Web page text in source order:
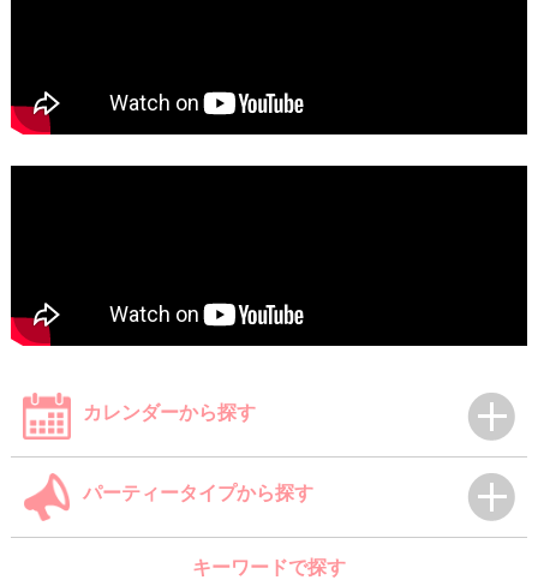
カレンダーから探す
パーティータイプから探す
キーワードで探す